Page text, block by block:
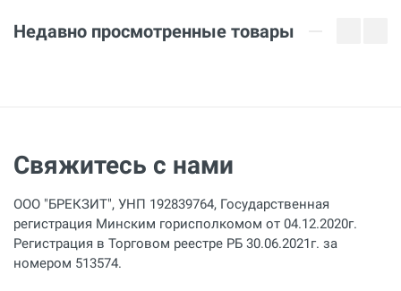
Недавно просмотренные товары
Свяжитесь с нами
ООО "БРЕКЗИТ", УНП 192839764, Государственная
регистрация Минским горисполкомом от 04.12.2020г.
Регистрация в Торговом реестре РБ 30.06.2021г. за
номером 513574.